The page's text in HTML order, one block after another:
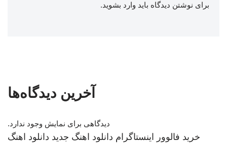
برای نوشتن دیدگاه باید وارد بشوید.
آخرین دیدگاه‌ها
دیدگاهی برای نمایش وجود ندارد.
خرید فالوور اینستاگرام دانلود اهنگ جدید دانلود اهنگ